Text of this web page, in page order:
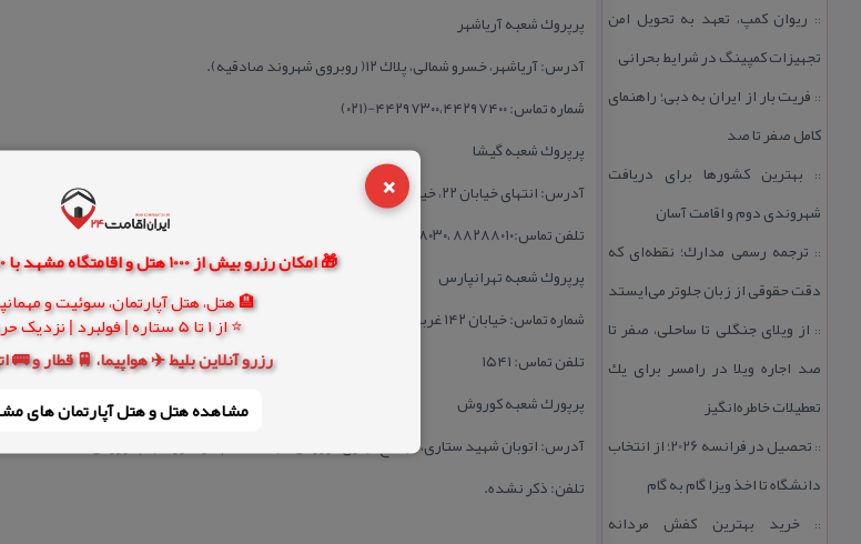
×
🎁 امکان رزرو بیش از 1000 هتل و اقامتگاه مشهد با 80% تخفیف واقعی
🏨 هتل، هتل آپارتمان، سوئیت و
⭐ از 1 تا 5 ستاره | فولبرد | نزدیک حرم
رزرو آنلاین بلیط ✈️ هواپیما، 🚆 قطار و
مشاهده هتل و هتل‌ آپارتمان های
:: ریوان كمپ، تعهد به تحویل امن
تجهیزات كمپینگ در شرایط بحرانی
:: فریت بار از ایران به دبی؛ راهنمای
كامل صفر تا صد
:: بهترین كشورها برای دریافت
شهروندی دوم و اقامت آسان
:: ترجمه رسمی مدارك؛ نقطه‌ای كه
دقت حقوقی از زبان جلوتر می‌ایستد
:: از ویلای جنگلی تا ساحلی، صفر تا
صد اجاره ویلا در رامسر برای یك
تعطیلات خاطره‌انگیز
::
تحصیل در فرانسه 2026؛ از انتخاب
دانشگاه تا اخذ ویزا گام به گام
::خرید بهترین كفش مردانه
پرپروك شعبه آریاشهر
آدرس: آریاشهر، خسرو شمالی، پلاك ۱۲( روبروی شهروند صادقیه).
شماره تماس: ۴۴۲۹۷۳۰۰،۴۴۲۹۷۴۰۰‌-(۰۲۱)
پرپروك شعبه گیشا
آدرس: انتهای خیابان ۲۲، خیابان یاس، پلاك ۱(روبروی بوستان گفتگو).
تلفن تماس:۸۸۲۸۸۰۱۰ ،۸۸۲۸۸۰۳۰-(۰۲۱)
پرپروك شعبه تهرانپارس
شماره تماس: خیابان ۱۴۲ غربی، بین رشید و ۱۱۳، پلاك ۱۰۸.
تلفن تماس: ۱۵۴۱
پرپورك شعبه كوروش
آدرس: اتوبان شهید ستاری، مجتمع تجاری كوروش، طبقه هفتم، فودكورت بام كوروش.
تلفن: ذكر نشده.